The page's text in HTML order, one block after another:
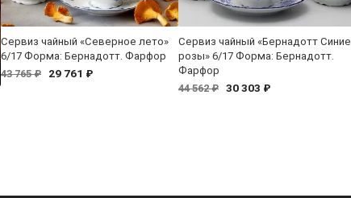
Сервиз чайный «Северное лето»
6/17 Форма: Бернадотт. Фарфор
43 765 ₽
29 761 ₽
Сервиз чайный «Бернадотт Синие
розы» 6/17 Форма: Бернадотт.
Фарфор
44 562 ₽ 30 303 ₽